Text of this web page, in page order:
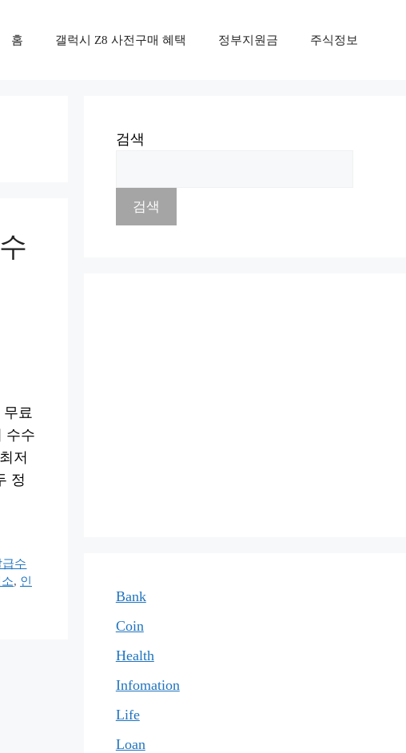
홈 갤럭시 Z8 사전구매 혜택 정부지원금 주식정보
료
수수
저
정
수
, 인
검색
검색
Bank
Coin
Health
Infomation
Life
Loan